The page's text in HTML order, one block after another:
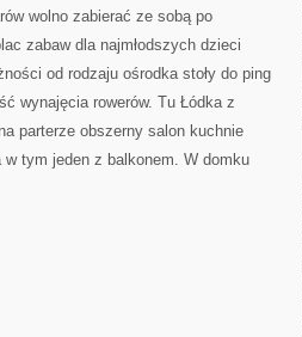
wolno zabierać ze sobą po
zabaw dla najmłodszych dzieci
od rodzaju ośrodka stoły do ping
wynajęcia rowerów. Tu Łódka z
parterze obszerny salon kuchnie
tym jeden z balkonem. W domku